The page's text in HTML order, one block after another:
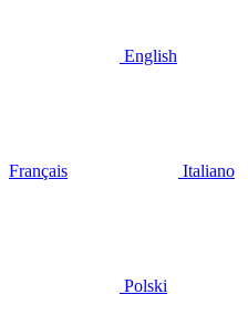
English
Français Italiano
Polski